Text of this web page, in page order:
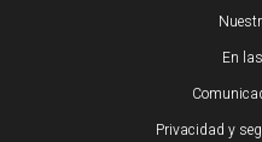
En
Privacidad y